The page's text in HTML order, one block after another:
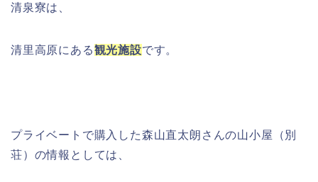
清泉寮は、
清里高原にある観光施設です。
プライベートで購入した森山直太朗さんの山小屋（別
荘）の情報としては、